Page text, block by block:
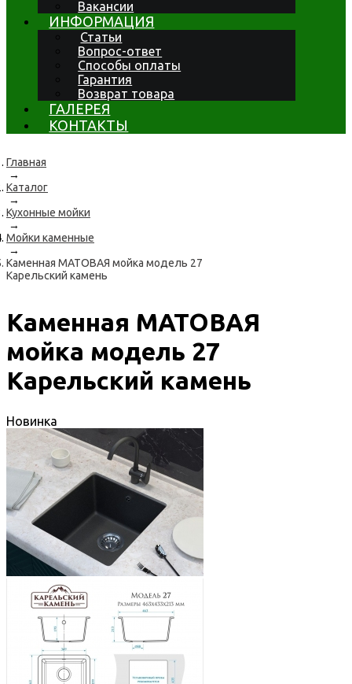
Вакансии
ИНФОРМАЦИЯ
Статьи
Вопрос-ответ
Способы оплаты
Гарантия
Возврат товара
ГАЛЕРЕЯ
КОНТАКТЫ
Главная
→
Каталог
→
Кухонные мойки
→
Мойки каменные
→
Каменная МАТОВАЯ мойка модель 27
Карельский камень
Каменная МАТОВАЯ
мойка модель 27
Карельский камень
Новинка